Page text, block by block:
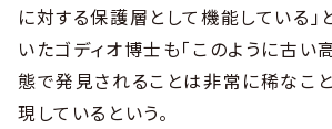
に対する保護層として機能している」
いたゴディオ博士も「このように古
態で発見されることは非常に稀なこ
現しているという。